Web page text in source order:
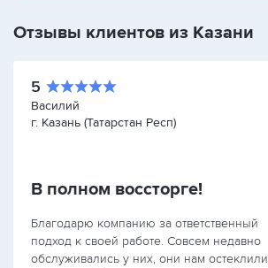
Отзывы клиентов из Казани
5
Василий
г. Казань (Татарстан Респ)
В полном воссторге!
Благодарю компанию за ответственный
подход к своей работе. Совсем недавно
обслуживались у них, они нам остеклили